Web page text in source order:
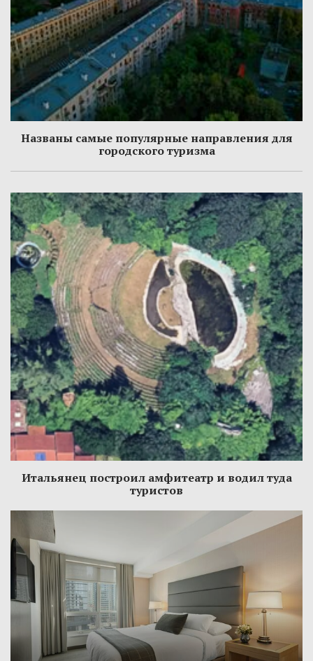
Названы самые популярные направления для
городского туризма
Итальянец построил амфитеатр и водил туда
туристов